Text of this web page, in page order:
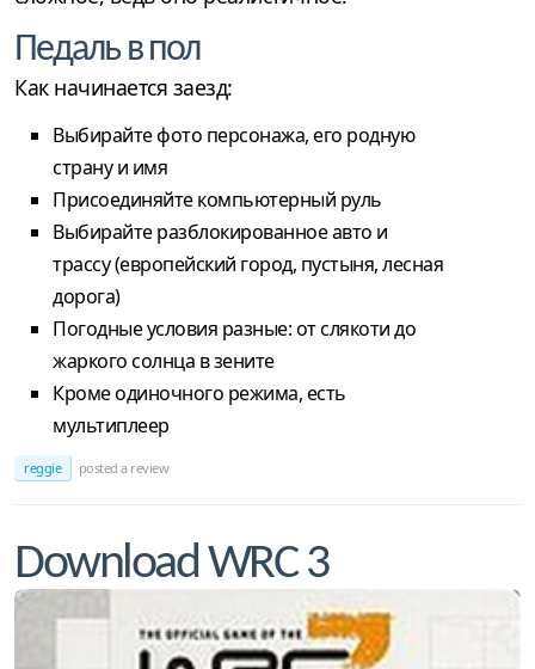
Педаль в пол
Как начинается заезд:
Выбирайте фото персонажа, его родную
страну и имя
Присоединяйте компьютерный руль
Выбирайте разблокированное авто и
трассу (европейский город, пустыня, лесная
дорога)
Погодные условия разные: от слякоти до
жаркого солнца в зените
Кроме одиночного режима, есть
мультиплеер
reggie posted a review
Download WRC 3